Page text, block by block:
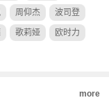
周仰杰 波司登
歌莉娅 欧时力
more